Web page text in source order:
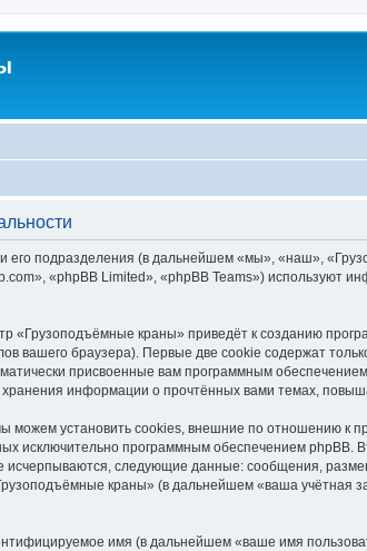
его подразделения (в дальнейшем «мы», «наш»,
«phpBB Limited», «phpBB Teams») используют
краны» приведёт к созданию
вашего браузера). Первые две cookie содержат
присвоенные вам программным
информации о прочтённых вами темах,
установить cookies, внешние по отношению к
исключительно программным обеспечением
следующие данные: сообщения,
краны» (в дальнейшем «ваша учётная
имя (в дальнейшем «ваше имя